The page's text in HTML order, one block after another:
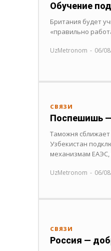
Обучение
Британия будет
«правильно
UzMetronom - 06/
СВЯЗИ
Поспешишь
Таможня
Узбекистан
механизмам
UzMetronom - 06/
СВЯЗИ
Россия —